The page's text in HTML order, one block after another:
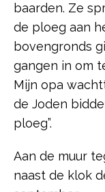
baarden. Ze
de ploeg aan
bovengronds
gangen in om
Mijn opa
de Joden
ploeg”.
Aan de muur
naast de klok